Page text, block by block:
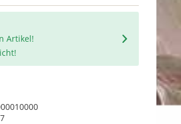
Artikel!